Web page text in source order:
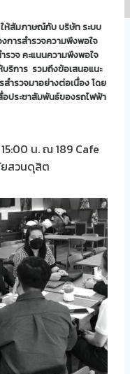
ห้สัมภาษณ์กับ บริษัท ระบบ
การสำรวจความพึงพอใจ
รวจ คะแนนความพึงพอใจ
ริการ รวมถึงข้อเสนอแนะ
ำรวจมาอย่างต่อเนื่อง โดย
ประชาสัมพันธ์ของรถไฟฟ้า
น. ณ 189 Cafe
สวนดุสิต